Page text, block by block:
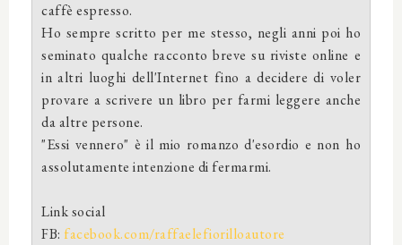
caffè espresso.
Ho sempre scritto per me stesso, negli anni poi ho
seminato qualche racconto breve su riviste online e
in altri luoghi dell'Internet fino a decidere di voler
provare a scrivere un libro per farmi leggere anche
da altre persone.
"Essi vennero" è il mio romanzo d'esordio e non ho
assolutamente intenzione di fermarmi.
Link social
FB: facebook.com/raffaelefiorilloautore